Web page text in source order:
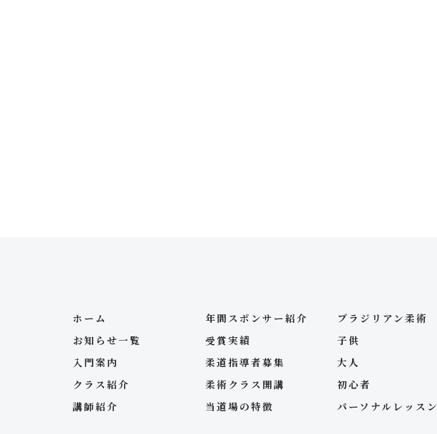
ホーム
お知らせ一覧
入門案内
クラス紹介
講師紹介
年間スポンサー紹介
受賞実績
柔道指導者募集
柔術クラス開講
当道場の特徴
ブラジリアン柔術
子供
大人
初心者
パーソナルレッスン